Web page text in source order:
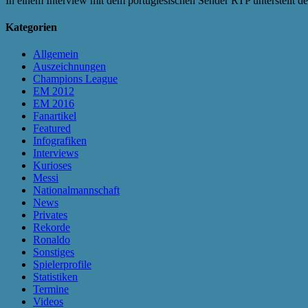
Kategorien
Allgemein
Auszeichnungen
Champions League
EM 2012
EM 2016
Fanartikel
Featured
Infografiken
Interviews
Kurioses
Messi
Nationalmannschaft
News
Privates
Rekorde
Ronaldo
Sonstiges
Spielerprofile
Statistiken
Termine
Videos